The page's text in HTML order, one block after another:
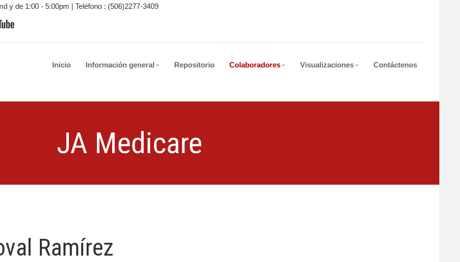
y de 1:00 - 5:00pm | Teléfono : (506)2277-3409
Inicio Información general Repositorio Colaboradores Visualizaciones Contáctenos
JA Medicare
Ramírez